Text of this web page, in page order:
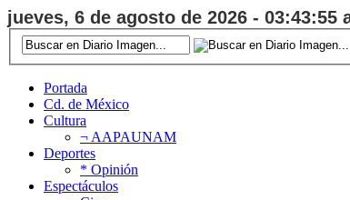
jueves, 6 de agosto de 2026 - 03:43:56
Portada
Cd. de México
Cultura
¬ AAPAUNAM
Deportes
* Opinión
Espectáculos